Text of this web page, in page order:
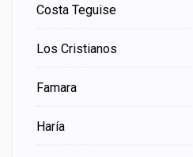
Costa Teguise
Los Cristianos
Famara
Haría